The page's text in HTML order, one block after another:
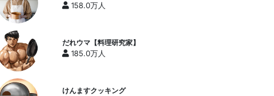
158.0万人
だれウマ【料理研究家】
185.0万人
けんますクッキング